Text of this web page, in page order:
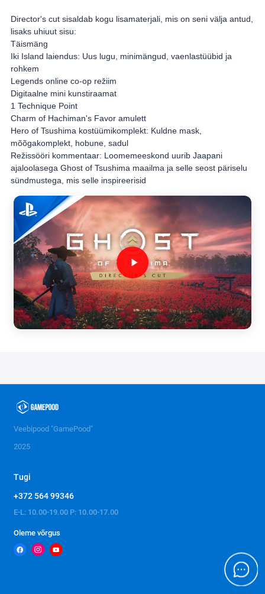
Director's cut sisaldab kogu lisamaterjali, mis on seni välja antud,
lisaks uhiuut sisu:
Täismäng
Iki Island laiendus: Uus lugu, minimängud, vaenlastüübid ja
rohkem
Legends online co-op režiim
Digitaalne mini kunstiraamat
1 Technique Point
Charm of Hachiman's Favor amulett
Hero of Tsushima kostüümikomplekt: Kuldne mask,
mõõgakomplekt, hobune, sadul
Režissööri kommentaar: Loomemeeskond uurib Jaapani
ajaloolasega Ghost of Tsushima maailma ja selle seost päriselu
sündmustega, mis selle inspireerisid
Veebipood "GamePood"
2025
Tugi
+372 564 99346
E-L: 10.00-19.00 P: 10.00-17.00
Oleme võrgus